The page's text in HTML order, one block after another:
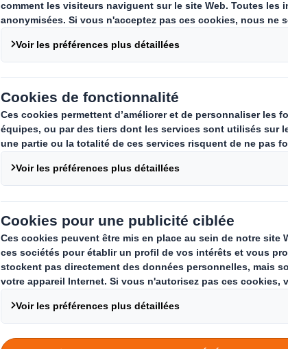
Partenariat avec
MacArthur
En mai 2019, nous
stratégiques de la
menons l'industrie de
circulaire, nous voulions
d'opinions dans notre
contribuer à faire avancer